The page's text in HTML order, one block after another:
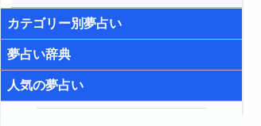
男と女の心理学と心理テスト
カテゴリー別夢占い
夢占い辞典
人気の夢占い